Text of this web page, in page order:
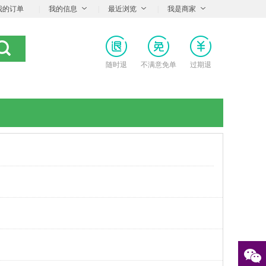
的订单 我的信息 最近浏览 我是商家
随时退 不满意免单 过期退